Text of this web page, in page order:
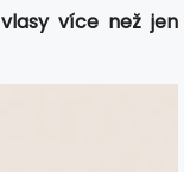
vlasy více než jen